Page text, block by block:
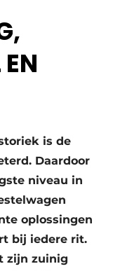
is de
Daardoor
niveau in
oplossingen
bij iedere rit.
zijn zuinig